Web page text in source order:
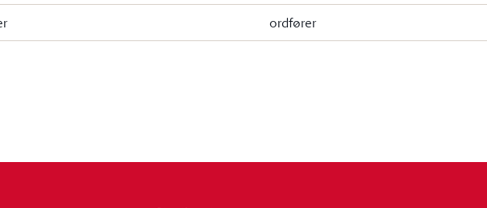
ordfører